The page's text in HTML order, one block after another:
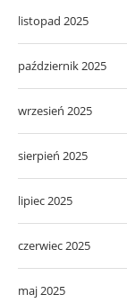
listopad 2025
październik 2025
wrzesień 2025
sierpień 2025
lipiec 2025
czerwiec 2025
maj 2025